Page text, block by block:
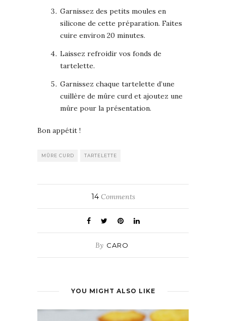
Garnissez des petits moules en
silicone de cette préparation. Faites
cuire environ 20 minutes.
Laissez refroidir vos fonds de
tartelette.
Garnissez chaque tartelette d’une
cuillère de mûre curd et ajoutez une
mûre pour la présentation.
Bon appétit !
MÛRE CURD TARTELETTE
14Comments
By CARO
YOU MIGHT ALSO LIKE